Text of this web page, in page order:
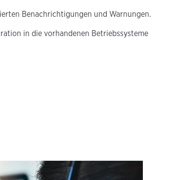
Benachrichtigungen und Warnungen.
in die vorhandenen Betriebssysteme